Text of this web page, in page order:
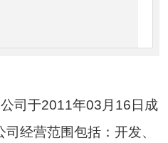
司于2011年03月16日成
经营范围包括：开发、